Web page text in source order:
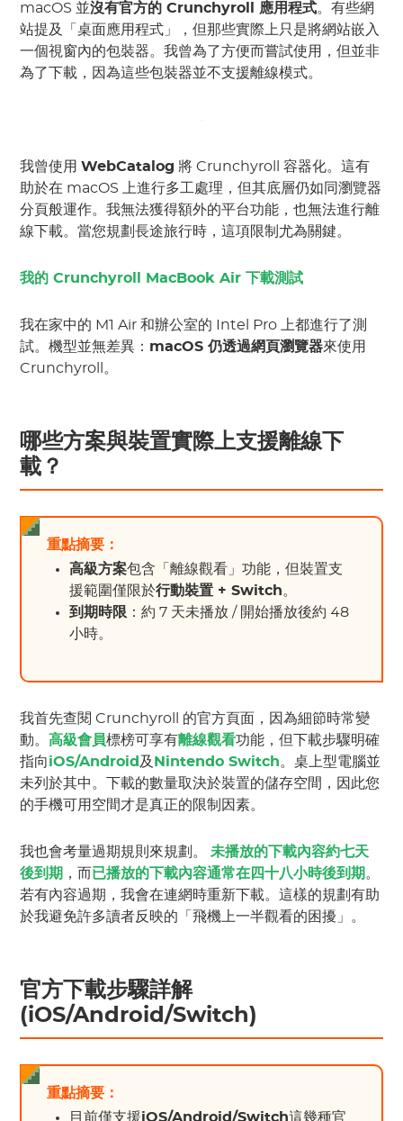
macOS 並沒有官方的 Crunchyroll 應用程式。有些網
站提及「桌面應用程式」，但那些實際上只是將網站嵌入
一個視窗內的包裝器。我曾為了方便而嘗試使用，但並非
為了下載，因為這些包裝器並不支援離線模式。
我曾使用WebCatalog 將 Crunchyroll 容器化。這有
助於在 macOS 上進行多工處理，但其底層仍如同瀏覽器
分頁般運作。我無法獲得額外的平台功能，也無法進行離
線下載。當您規劃長途旅行時，這項限制尤為關鍵。
我的 Crunchyroll MacBook Air 下載測試
我在家中的 M1 Air 和辦公室的 Intel Pro 上都進行了測
試。機型並無差異： macOS 仍透過網頁瀏覽器來使用
Crunchyroll。
哪些方案與裝置實際上支援離線下
載？
重點摘要：
高級方案包含「離線觀看」功能，但裝置支
援範圍僅限於行動裝置 + Switch。
到期時限 ：約 7 天未播放 / 開始播放後約 48
小時。
我首先查閱 Crunchyroll 的官方頁面，因為細節時常變
動。 高級會員標榜可享有離線觀看功能，但下載步驟明確
指向iOS/Android 及 Nintendo Switch。桌上型電腦並
未列於其中。下載的數量取決於裝置的儲存空間，因此您
的手機可用空間才是真正的限制因素。
我也會考量過期規則來規劃。未播放的下載內容約七天
後到期 ，而已播放的下載內容通常在四十八小時後到期 。
若有內容過期，我會在連網時重新下載。這樣的規劃有助
於我避免許多讀者反映的「飛機上一半觀看的困擾」。
官方下載步驟詳解
(iOS/Android/Switch)
重點摘要：
目前僅支援iOS/Android/Switch這幾種官